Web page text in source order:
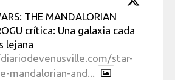
THE MANDALORIAN
crítica: Una galaxia cada
lejana
star-
mandalorian-and...